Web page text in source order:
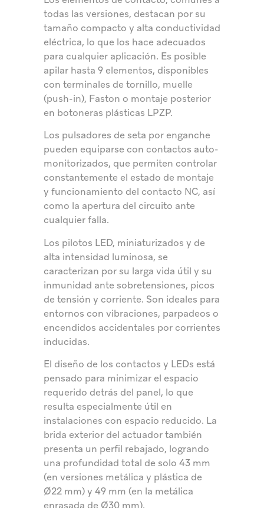
todas las versiones, destacan por su
tamaño compacto y alta conductividad
eléctrica, lo que los hace adecuados
para cualquier aplicación. Es posible
apilar hasta 9 elementos, disponibles
con terminales de tornillo, muelle
(push-in), Faston o montaje posterior
en botoneras plásticas LPZP.
Los pulsadores de seta por enganche
pueden equiparse con contactos auto-
monitorizados, que permiten controlar
constantemente el estado de montaje
y funcionamiento del contacto NC, así
como la apertura del circuito ante
cualquier falla.
Los pilotos LED, miniaturizados y de
alta intensidad luminosa, se
caracterizan por su larga vida útil y su
inmunidad ante sobretensiones, picos
de tensión y corriente. Son ideales para
entornos con vibraciones, parpadeos o
encendidos accidentales por corrientes
inducidas.
El diseño de los contactos y LEDs está
pensado para minimizar el espacio
requerido detrás del panel, lo que
resulta especialmente útil en
instalaciones con espacio reducido. La
brida exterior del actuador también
presenta un perfil rebajado, logrando
una profundidad total de solo 43 mm
(en versiones metálica y plástica de
Ø22 mm) y 49 mm (en la metálica
enrasada de Ø30 mm).